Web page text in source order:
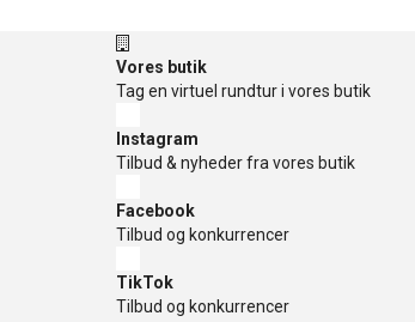
Vores butik
Tag en virtuel rundtur i vores butik
Instagram
Tilbud & nyheder fra vores butik
Facebook
Tilbud og konkurrencer
TikTok
Tilbud og konkurrencer